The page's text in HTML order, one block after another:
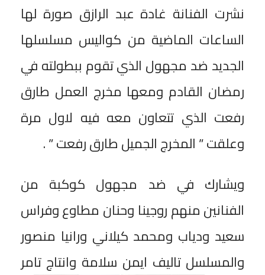
نشرت الفنانة غادة عبد الرازق صورة لها
الساعات الماضية من كواليس مسلسلها
الجديد ضد مجهول الذي تقوم ببطولته في
رمضان القادم ومعها مخرج العمل طارق
رفعت الذي تتعاون معه فيه لاول مرة
وعلقت ” المخرج الجميل طارق رفعت ” .
ويشارك في ضد مجهول كوكبة من
الفنانين منهم روجينا وحنان مطاوع وفراس
سعيد ودياب ومحمد كيلاني ورانيا منصور
والمسلسل تاليف ايمن سلامة وانتاج تامر